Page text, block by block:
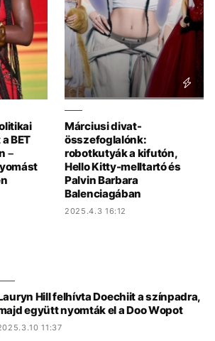
BET
–
Márciusi divat-
összefoglalónk:
robotkutyák a kifutón,
Hello Kitty-melltartó és
Palvin Barbara
Balenciagában
2025.4.3 16:12
Hill felhívta Doechiit a színpadra,
együtt nyomták el a Doo Wopot
11:37